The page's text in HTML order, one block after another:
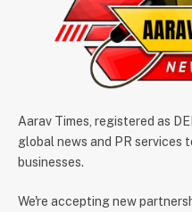
Aarav Times, registered as
global news and PR services
businesses.
We're accepting new